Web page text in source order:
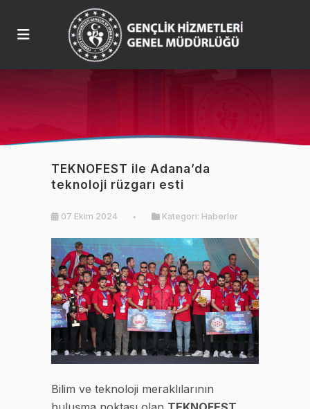
TEKNOFEST ile Adana’da
teknoloji rüzgarı esti
07 Ekim 2024 Kategori: Haberler
Bilim ve teknoloji meraklılarının